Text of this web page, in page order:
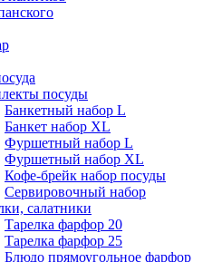
посуды
Банкетный набор L
Банкет набор XL
Фуршетный набор L
Фуршетный набор ХL
Кофе-брейк набор посуды
Сервировочный набор
салатники
Тарелка фарфор 20
Тарелка фарфор 25
Блюдо прямоугольное фарфор